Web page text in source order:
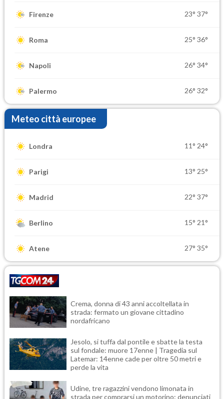
Firenze 23° 37°
Roma 25° 36°
Napoli 26° 34°
Palermo 26° 32°
Meteo città europee
Londra 11° 24°
Parigi 13° 25°
Madrid 22° 37°
Berlino 15° 21°
Atene 27° 35°
Crema, donna di 43 anni accoltellata in
strada: fermato un giovane cittadino
nordafricano
Jesolo, si tuffa dal pontile e sbatte la testa
sul fondale: muore 17enne | Tragedia sul
Latemar: 14enne cade per oltre 50 metri e
perde la vita
Udine, tre ragazzini vendono limonata in
strada per comprarsi un motorino: denunciati